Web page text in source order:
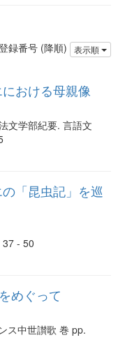
録番号 (降順) 表示順
おける母親像
文学部紀要. 言語文
「昆虫記」を巡
37 - 50
めぐって
ス中世讃歌 巻 pp.